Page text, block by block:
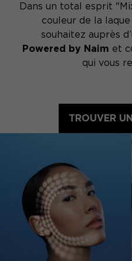
Dans un total esprit
couleur de la
souhaitez auprès
Powered by Naim et
qui vous
TROUVER